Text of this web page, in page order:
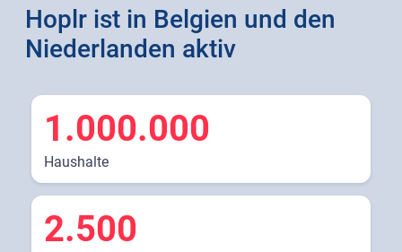
Hoplr ist in Belgien und den
Niederlanden aktiv
1.000.000
Haushalte
2.500